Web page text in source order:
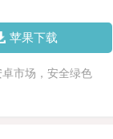
苹果下载
卓市场，安全绿色